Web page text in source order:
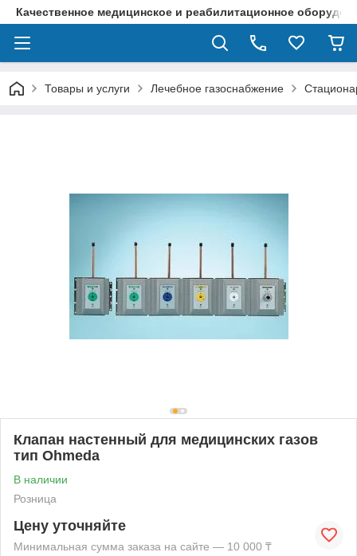
Качественное медицинское и реабилитационное
Товары и услуги Лечебное газоснабжение
Клапан настенный для медицинских газов
тип Ohmeda
В наличии
Розница
Цену уточняйте
Минимальная сумма заказа на сайте — 10 000 ₸